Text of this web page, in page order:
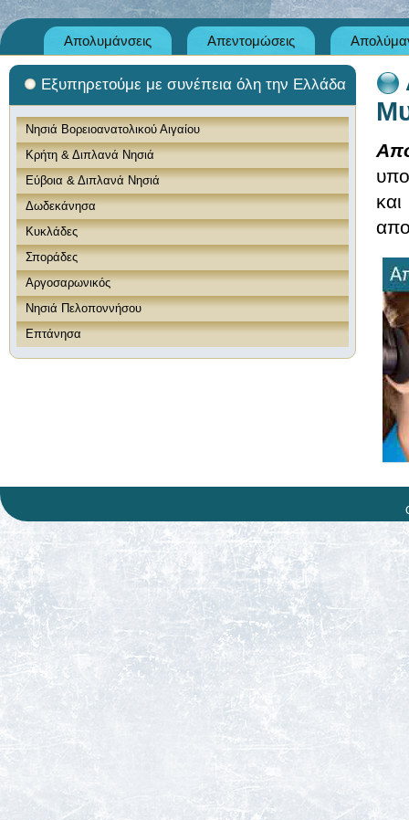
Απολυμάνσεις Απεντομώσεις
Εξυπηρετούμε με συνέπεια όλη την Ελλάδα
Νησιά Βορειοανατολικού Αιγαίου
Κρήτη & Διπλανά Νησιά
Εύβοια & Διπλανά Νησιά
Δωδεκάνησα
Κυκλάδες
Σποράδες
Αργοσαρωνικός
Νησιά Πελοποννήσου
Επτάνησα